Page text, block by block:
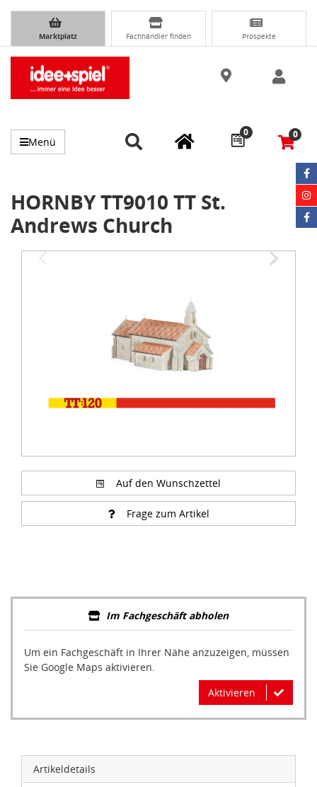
Marktplatz Fachhändler finden Prospekte
Menü
0 0
HORNBY TT9010 TT St.
Andrews Church
Auf den Wunschzettel
Frage zum Artikel
Im Fachgeschäft abholen
Um ein Fachgeschäft in Ihrer Nähe anzuzeigen, müssen
Sie Google Maps aktivieren.
Aktivieren
Artikeldetails